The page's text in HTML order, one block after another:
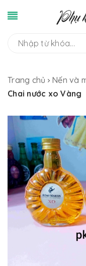
Trang chủ
Nến và
Chai nước xo Vàng